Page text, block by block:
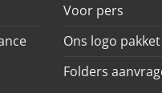
Voor pers
Ons logo pakket
Folders